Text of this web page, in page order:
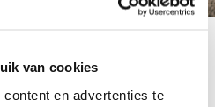
van cookies
en advertenties te
+31 10 237 00 00